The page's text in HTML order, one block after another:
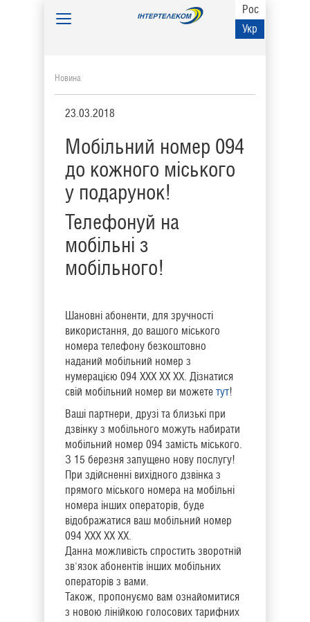
Рос
Укр
Toggle
Новина
23.03.2018
Мобільний номер 094
до кожного міського
у подарунок!
Телефонуй на
мобільні з
мобільного!
Шановні абоненти, для зручності
використання, до вашого міського
номера телефону безкоштовно
наданий мобільний номер з
нумерацією 094 ХХХ ХХ ХХ. Дізнатися
свій мобільний номер ви можете тут!
Ваші партнери, друзі та близькі при
дзвінку з мобільного можуть набирати
мобільний номер 094 замість міського.
З 15 березня запущено нову послугу!
При здійсненні вихідного дзвінка з
прямого міського номера на мобільні
номера інших операторів, буде
відображатися ваш мобільний номер
094 ХХХ ХХ ХХ.
Данна можливість спростить зворотній
зв'язок абонентів інших мобільних
операторів з вами.
Також, пропонуємо вам ознайомитися
з новою лінійкою голосових тарифних